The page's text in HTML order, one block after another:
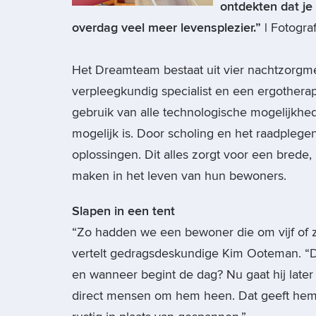
ontdekten dat je
overdag veel meer levensplezier.” |
Het Dreamteam bestaat uit vier
verpleegkundig specialist en een
gebruik van alle technologische
mogelijk is. Door scholing en het
oplossingen. Dit alles zorgt voor een
maken in het leven van hun bewoners.
Slapen in een tent
“Zo hadden we een bewoner die om vijf of
vertelt gedragsdeskundige Kim Ooteman.
en wanneer begint de dag? Nu gaat hij
direct mensen om hem heen. Dat geeft